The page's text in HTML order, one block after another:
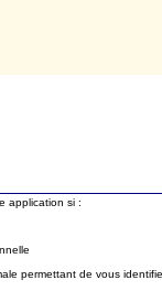
application si :
permettant de vous